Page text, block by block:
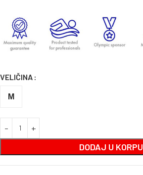
VELIČINA
M
DODAJ U KORPU